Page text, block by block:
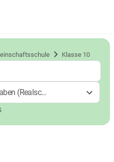
Klasse 10
(Realschulabschluss)